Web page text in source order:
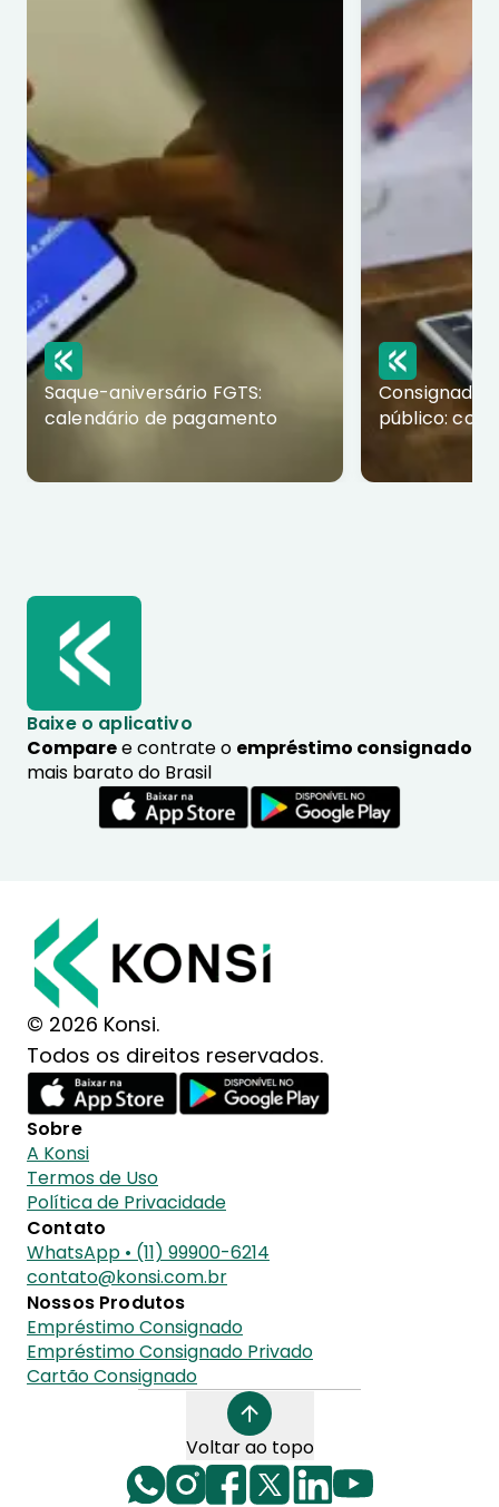
Saque-aniversário FGTS:
calendário de pagamento
Consignado
público:
Baixe o aplicativo
Comparee contrate o empréstimo consignado
mais barato do Brasil
© 2026 Konsi.
Todos os direitos reservados.
Sobre
A Konsi
Termos de Uso
Política de Privacidade
Contato
WhatsApp • (11) 99900-6214
contato@konsi.com.br
Nossos Produtos
Empréstimo Consignado
Empréstimo Consignado Privado
Cartão Consignado
Voltar ao topo